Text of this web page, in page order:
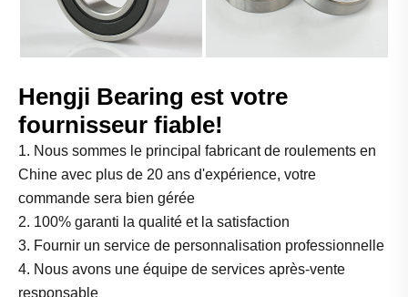
Hengji Bearing est votre
fournisseur fiable!
1. Nous sommes le principal fabricant de roulements en
Chine avec plus de 20 ans d'expérience, votre
commande sera bien gérée
2. 100% garanti la qualité et la satisfaction
3. Fournir un service de personnalisation professionnelle
4. Nous avons une équipe de services après-vente
responsable